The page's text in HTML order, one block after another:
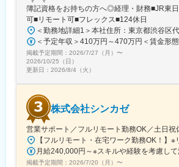
変更の範囲：会社の定める業務
簿記資格をお持ちの方へ◎経理・財務■JR東
可■リモート可■フレックス■124休日
掲載予定期間： 2026/7/27（月） 〜
2026/10/25（日）
更新日： 2026/8/4（火）
株式会社シンカゼ
営業サポート／フルリモート勤務OK／土日祝
掲載予定期間： 2026/7/20（月） 〜